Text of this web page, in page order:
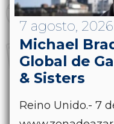
7 agosto, 2026
Michael
Global de
& Sisters
Reino Unido.- 7